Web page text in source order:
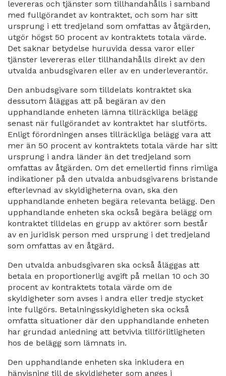
levereras och tjänster som tillhandahålls i samband
med fullgörandet av kontraktet, och som har sitt
ursprung i ett tredjeland som omfattas av åtgärden,
utgör högst 50 procent av kontraktets totala värde.
Det saknar betydelse huruvida dessa varor eller
tjänster levereras eller tillhandahålls direkt av den
utvalda anbudsgivaren eller av en underleverantör.
Den anbudsgivare som tilldelats kontraktet ska
dessutom åläggas att på begäran av den
upphandlande enheten lämna tillräckliga belägg
senast när fullgörandet av kontraktet har slutförts.
Enligt förordningen anses tillräckliga belägg vara att
mer än 50 procent av kontraktets totala värde har sitt
ursprung i andra länder än det tredjeland som
omfattas av åtgärden. Om det emellertid finns rimliga
indikationer på den utvalda anbudsgivarens bristande
efterlevnad av skyldigheterna ovan, ska den
upphandlande enheten begära relevanta belägg. Den
upphandlande enheten ska också begära belägg om
kontraktet tilldelas en grupp av aktörer som består
av en juridisk person med ursprung i det tredjeland
som omfattas av en åtgärd.
Den utvalda anbudsgivaren ska också åläggas att
betala en proportionerlig avgift på mellan 10 och 30
procent av kontraktets totala värde om de
skyldigheter som avses i andra eller tredje stycket
inte fullgörs. Betalningsskyldigheten ska också
omfatta situationer där den upphandlande enheten
har grundad anledning att betvivla tillförlitligheten
hos de belägg som lämnats in.
Den upphandlande enheten ska inkludera en
hänvisning till de skyldigheter som anges i